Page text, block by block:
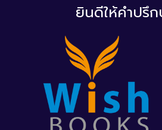
ยินดีให้คำปรึ